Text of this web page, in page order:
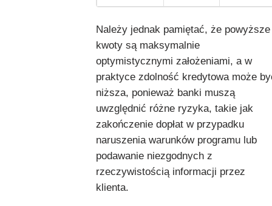
Należy jednak pamiętać, że powyższe
kwoty są maksymalnie
optymistycznymi założeniami, a w
praktyce zdolność kredytowa może
niższa, ponieważ banki muszą
uwzględnić różne ryzyka, takie jak
zakończenie dopłat w przypadku
naruszenia warunków programu lub
podawanie niezgodnych z
rzeczywistością informacji przez
klienta.